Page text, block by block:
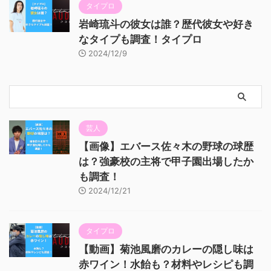
タイプロ
岩崎琉斗の彼女は誰？歴代彼女や好き
なタイプも調査！タイプロ
2024/12/9
芸人
【画像】エバース佐々木の野球の球歴
は？強豪校の主将で甲子園出場したか
も調査！
2024/12/21
タイプロ
【動画】菊池風磨のカレーの隠し味は
赤ワイン！水飴も？材料やレシピも調